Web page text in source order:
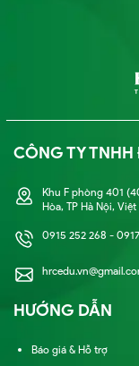
CÔNG TY TNHH
Khu F phòng 401
Hòa, TP Hà Nội, Việt
0915 252 268 -
HƯỚNG DẪN
Báo giá & Hỗ trợ